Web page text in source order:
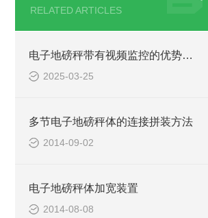
RELATED ARTICLES
电子地磅秤带有视频监控的优势和重要性
2025-03-25
多节电子地磅秤体的连接拼装方法
2014-09-02
电子地磅秤体加宽装置
2014-08-08